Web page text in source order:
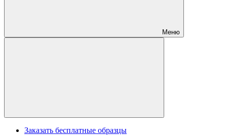
Меню
Заказать бесплатные образцы